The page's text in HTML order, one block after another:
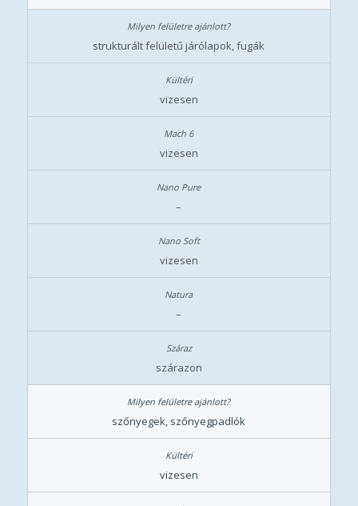
strukturált felületű járólapok, fugák
vizesen
vizesen
–
vizesen
–
szárazon
szőnyegek, szőnyegpadlók
vizesen